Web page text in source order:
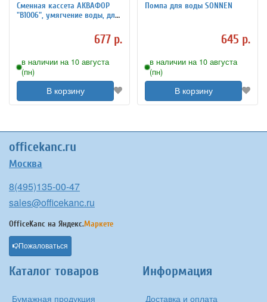
Сменная кассета АКВАФОР
"В1006", умягчение воды, для
677 р.
в наличии на 10 августа
(пн)
В корзину
Помпа для воды SONNEN
645 р.
в наличии на 10 августа
(пн)
В корзину
officekanc.ru
Москва
8(495)135-00-47
sales@officekanc.ru
OfficeKanc на Яндекс.Маркете
Пожаловаться
Каталог товаров
Бумажная продукция
Информация
Доставка и оплата